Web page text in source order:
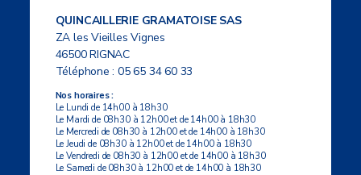
QUINCAILLERIE GRAMATOISE SAS
ZA les Vieilles Vignes
46500 RIGNAC
Téléphone :05 65 34 60 33
Nos horaires :
Le Lundi de 14h00 à 18h30
Le Mardi de 08h30 à 12h00 et de 14h00 à 18h30
Le Mercredi de 08h30 à 12h00 et de 14h00 à 18h30
Le Jeudi de 08h30 à 12h00 et de 14h00 à 18h30
Le Vendredi de 08h30 à 12h00 et de 14h00 à 18h30
Le Samedi de 08h30 à 12h00 et de 14h00 à 18h30